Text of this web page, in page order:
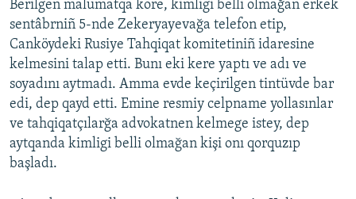
Українською
QOŞULIÑIZ!
RFE/RS bütün saytları
Berilgen malümatqa köre, kimligi belli olmağan erkek
sentâbrniñ 5-nde Zekeryayevağa telefon etip,
Canköydeki Rusiye Tahqiqat komitetiniñ idaresine
kelmesini talap etti. Bunı eki kere yaptı ve adı ve
soyadını aytmadı. Amma evde keçirilgen tintüvde bar
edi, dep qayd etti. Emine resmiy celpname yollasınlar
ve tahqiqatçılarğa advokatnen kelmege istey, dep
aytqanda kimligi belli olmağan kişi onı qorquzıp
başladı.